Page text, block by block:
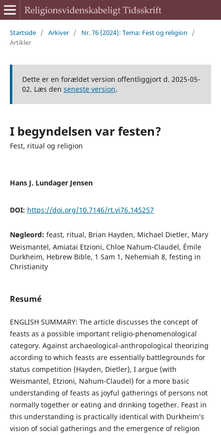
Startside / Arkiver / Nr. 76 (2024): Tema: Fest og religion
/
Artikler
Dette er en forældet version offentliggjort d. 2025-05-
02. Læs den seneste version.
I begyndelsen var festen?
Fest, ritual og religion
Hans J. Lundager Jensen
DOI: https://doi.org/10.7146/rt.vi76.145257
Nøgleord: feast, ritual, Brian Hayden, Michael Dietler, Mary
Weismantel, Amiatai Etzioni, Chloe Nahum-Claudel, Émile
Durkheim, Hebrew Bible, 1 Sam 1, Nehemiah 8, festing in
Christianity
Resumé
ENGLISH SUMMARY: The article discusses the concept of
feasts as a possible important religio-phenomenological
category. Against archaeological-anthropological theorizing
according to which feasts are essentially battlegrounds for
status competition (Hayden, Dietler), I argue (with
Weismantel, Etzioni, Nahum-Claudel) for a more basic
understanding of feasts as joyful gatherings of persons not
normally together or eating and drinking together. Feast in
this understanding is practically identical with Durkheim’s
vision of social gatherings and the emergence of religion